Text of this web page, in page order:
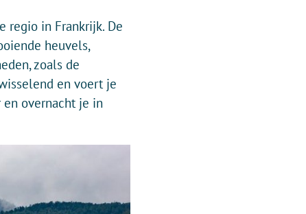
regio in Frankrijk. De
heuvels,
zoals de
en voert je
overnacht je in